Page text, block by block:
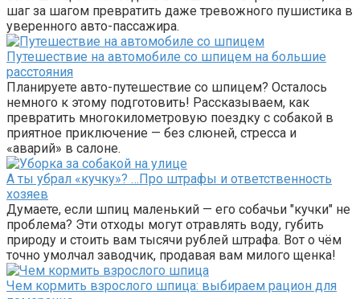
шаг за шагом превратить даже тревожного пушистика в
уверенного авто-пассажира.
Путешествие на автомобиле со шпицем на большие
расстояния
Планируете авто-путешествие со шпицем? Осталось
немного к этому подготовить! Рассказываем, как
превратить многокилометровую поездку с собакой в
приятное приключение — без слюней, стресса и
«аварий» в салоне.
А ты убрал «кучку»? …Про штрафы и ответственность
хозяев
Думаете, если шпиц маленький — его собачьи "кучки" не
проблема? Эти отходы могут отравлять воду, губить
природу и стоить вам тысячи рублей штрафа. Вот о чём
точно умолчал заводчик, продавая вам милого щенка!
Чем кормить взрослого шпица: выбираем рацион для